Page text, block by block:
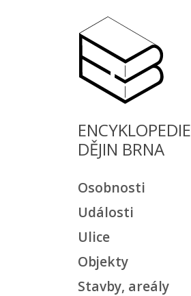
ENCYKLOPEDIE
DĚJIN BRNA
Osobnosti
Události
Ulice
Objekty
Stavby, areály